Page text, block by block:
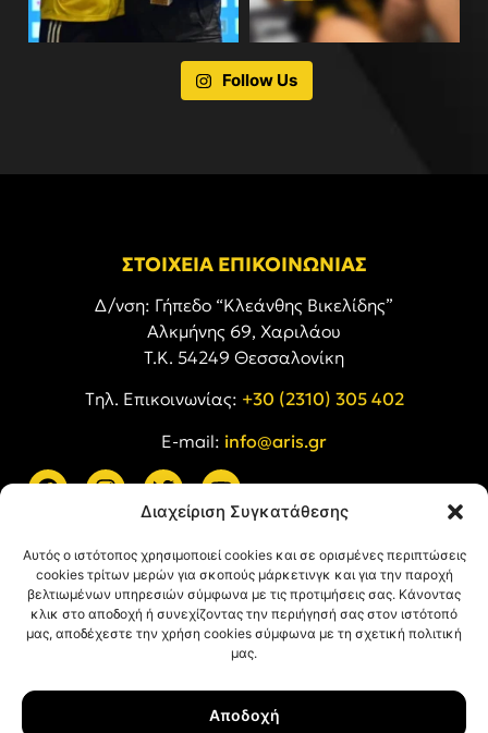
Διαχείριση Συγκατάθεσης
Αυτός ο ιστότοπος χρησιμοποιεί cookies και σε ορισμένες περιπτώσεις
cookies τρίτων μερών για σκοπούς μάρκετινγκ και για την παροχή
βελτιωμένων υπηρεσιών σύμφωνα με τις προτιμήσεις σας. Κάνοντας
κλικ στο αποδοχή ή συνεχίζοντας την περιήγησή σας στον ιστότοπό
μας, αποδέχεστε την χρήση cookies σύμφωνα με τη σχετική πολιτική
μας.
Αποδοχή
Follow Us
ΣΤΟΙΧΕΙΑ ΕΠΙΚΟΙΝΩΝΙΑΣ
Δ/νση: Γήπεδο “Κλεάνθης Βικελίδης”
Αλκμήνης 69, Χαριλάου
Τ.Κ. 54249 Θεσσαλονίκη
Tηλ. Επικοινωνίας: +30 (2310) 305 402
E-mail: info@aris.gr
Όροι Χρήσης